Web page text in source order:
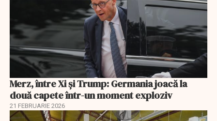
Merz, între Xi și Trump: Germania joacă la
două capete într-un moment exploziv
21 FEBRUARIE 2026